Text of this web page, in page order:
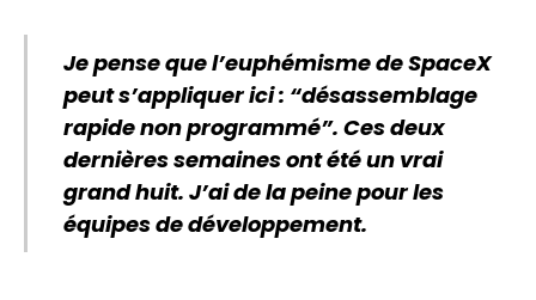
Je pense que l’euphémisme de SpaceX
peut s’appliquer ici : “désassemblage
rapide non programmé”. Ces deux
dernières semaines ont été un vrai
grand huit. J’ai de la peine pour les
équipes de développement.